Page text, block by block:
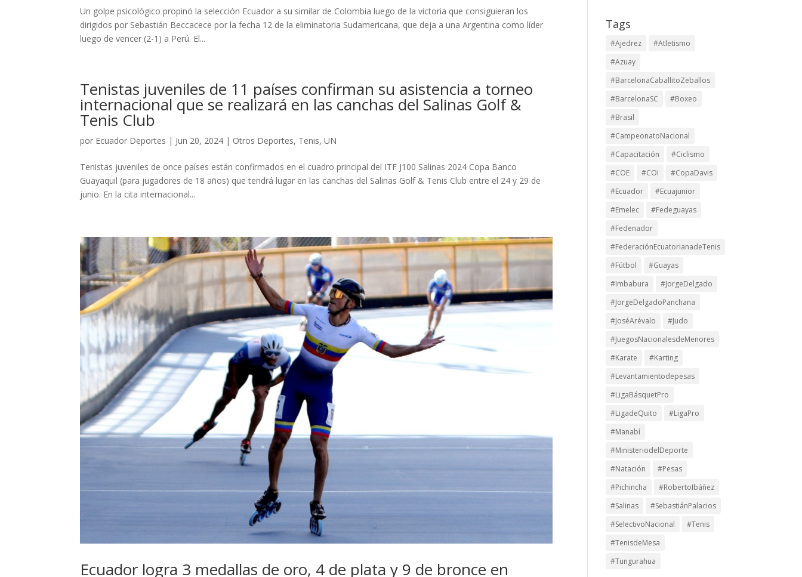
Un golpe psicológico propinó la selección Ecuador a su similar de Colombia luego de la victoria que consiguieran los
dirigidos por Sebastián Beccacece por la fecha 12 de la eliminatoria Sudamericana, que deja a una Argentina como líder
luego de vencer (2-1) a Perú. El...
Tenistas juveniles de 11 países confirman su asistencia a torneo
internacional que se realizará en las canchas del Salinas Golf &
Tenis Club
por Ecuador Deportes | Jun 20, 2024 | Otros Deportes, Tenis,UN
Tenistas juveniles de once países están confirmados en el cuadro principal del ITF J100 Salinas 2024 Copa Banco
Guayaquil (para jugadores de 18 años) que tendrá lugar en las canchas del Salinas Golf & Tenis Club entre el 24 y 29 de
junio. En la cita internacional...
Ecuador logra 3 medallas de oro, 4 de plata y 9 de bronce en
Tags
#Ajedrez
#Atletismo
#Azuay
#BarcelonaCaballitoZeballos
#BarcelonaSC
#Boxeo
#Brasil
#CampeonatoNacional
#Capacitación
#Ciclismo
#COE
#COI
#CopaDavis
#Ecuador
#Ecuajunior
#Emelec
#Fedeguayas
#Fedenador
#FederaciónEcuatorianadeTenis
#Fútbol
#Guayas
#Imbabura
#JorgeDelgado
#JorgeDelgadoPanchana
#JoséArévalo
#Judo
#JuegosNacionalesdeMenores
#Karate
#Karting
#Levantamientodepesas
#LigaBásquetPro
#LigadeQuito
#LigaPro
#Manabí
#MinisteriodelDeporte
#Natación
#Pesas
#Pichincha
#RobertoIbáñez
#Salinas
#SebastiánPalacios
#SelectivoNacional
#Tenis
#TenisdeMesa
#Tungurahua